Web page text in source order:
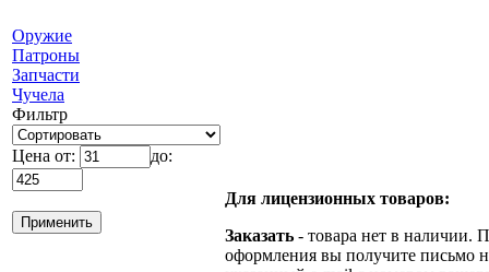
Оружие
Патроны
Запчасти
Чучела
Фильтр
Цена от: до:
Для лицензионных товаров:
Заказать - товара нет в наличии.
оформления вы получите письмо